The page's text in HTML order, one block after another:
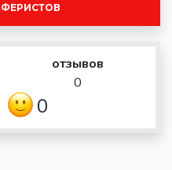
отзывов
0
0